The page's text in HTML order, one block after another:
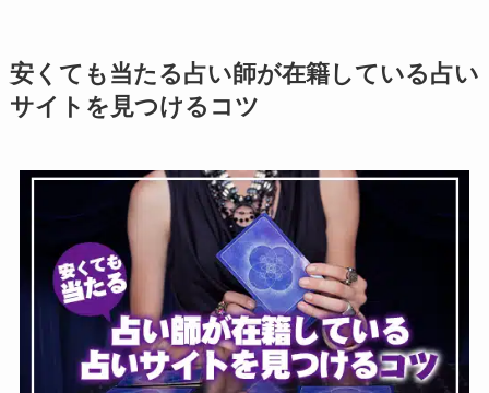
安くても当たる占い師が在籍している占い
サイトを見つけるコツ